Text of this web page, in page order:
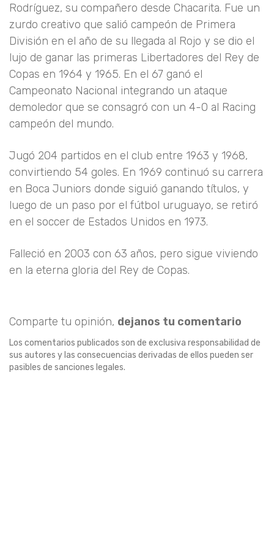
Rodríguez, su compañero desde Chacarita. Fue un
zurdo creativo que salió campeón de Primera
División en el año de su llegada al Rojo y se dio el
lujo de ganar las primeras Libertadores del Rey de
Copas en 1964 y 1965. En el 67 ganó el
Campeonato Nacional integrando un ataque
demoledor que se consagró con un 4-0 al Racing
campeón del mundo.
Jugó 204 partidos en el club entre 1963 y 1968,
convirtiendo 54 goles. En 1969 continuó su carrera
en Boca Juniors donde siguió ganando títulos, y
luego de un paso por el fútbol uruguayo, se retiró
en el soccer de Estados Unidos en 1973.
Falleció en 2003 con 63 años, pero sigue viviendo
en la eterna gloria del Rey de Copas.
Comparte tu opinión, dejanos tu comentario
Los comentarios publicados son de exclusiva responsabilidad de
sus autores y las consecuencias derivadas de ellos pueden ser
pasibles de sanciones legales.